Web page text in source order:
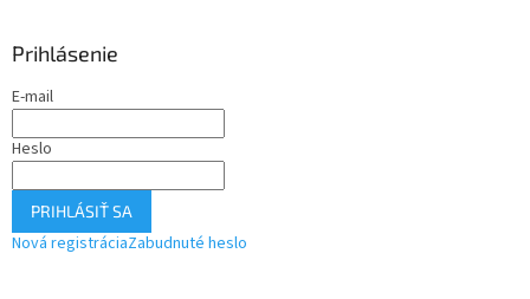
Prihlásenie
E-mail
Heslo
PRIHLÁSIŤ SA
Nová registráciaZabudnuté heslo